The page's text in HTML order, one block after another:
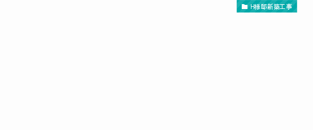
H様邸新築工事